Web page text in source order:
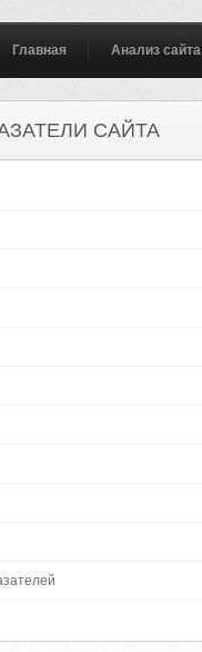
Главная Анализ сайта
САЙТА